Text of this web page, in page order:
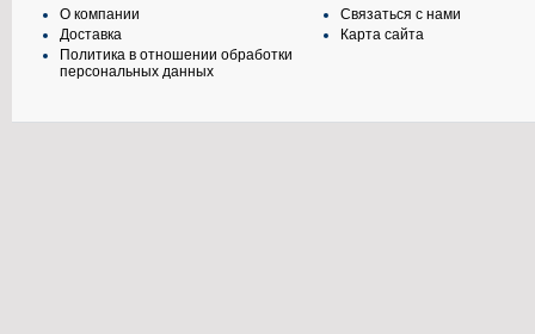
О компании
Доставка
Политика в отношении обработки
персональных данных
Связаться с нами
Карта сайта